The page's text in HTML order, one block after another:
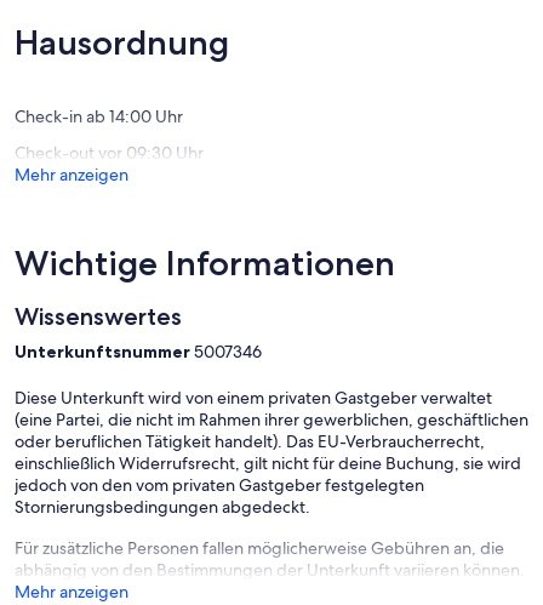
in
den
Wunderbar,
(29
Hausordnung
Check-in ab 14:00 Uhr
Check-out vor 09:30 Uhr
Mehr anzeigen
Wichtige Informationen
Wissenswertes
Unterkunftsnummer5007346
Diese Unterkunft wird von einem privaten Gastgeber verwaltet
(eine Partei, die nicht im Rahmen ihrer gewerblichen, geschäftlichen
oder beruflichen Tätigkeit handelt). Das EU-Verbraucherrecht,
einschließlich Widerrufsrecht, gilt nicht für deine Buchung, sie wird
jedoch von den vom privaten Gastgeber festgelegten
Stornierungsbedingungen abgedeckt.
Für zusätzliche Personen fallen möglicherweise Gebühren an, die
abhängig von den Bestimmungen der Unterkunft variieren können.
Mehr anzeigen